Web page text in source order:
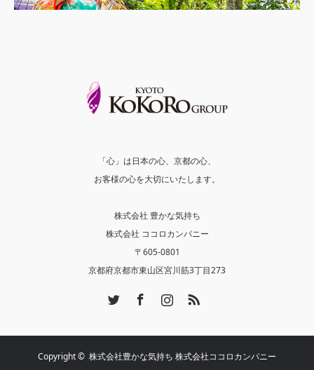
「心」は日本の心、京都の心、
お客様の心を大切にいたします。
株式会社 豊かな気持ち
株式会社 ココロカンパニー
〒605-0801
京都府京都市東山区宮川筋3丁目273
Copyright © 株式会社豊かな気持ち 株式会社ココロカンパニー